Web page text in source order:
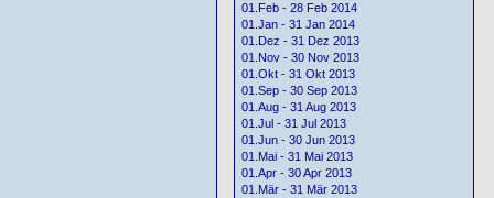
01.Feb - 28 Feb 2014
01.Jan - 31 Jan 2014
01.Dez - 31 Dez 2013
01.Nov - 30 Nov 2013
01.Okt - 31 Okt 2013
01.Sep - 30 Sep 2013
01.Aug - 31 Aug 2013
01.Jul - 31 Jul 2013
01.Jun - 30 Jun 2013
01.Mai - 31 Mai 2013
01.Apr - 30 Apr 2013
01.Mär - 31 Mär 2013